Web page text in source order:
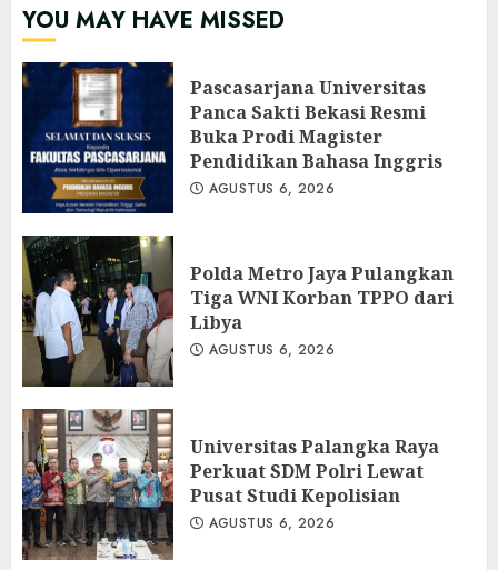
YOU MAY HAVE MISSED
Pascasarjana Universitas
Panca Sakti Bekasi Resmi
Buka Prodi Magister
Pendidikan Bahasa Inggris
AGUSTUS 6, 2026
Polda Metro Jaya Pulangkan
Tiga WNI Korban TPPO dari
Libya
AGUSTUS 6, 2026
Universitas Palangka Raya
Perkuat SDM Polri Lewat
Pusat Studi Kepolisian
AGUSTUS 6, 2026